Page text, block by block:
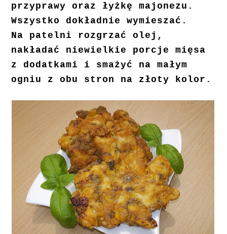
przyprawy oraz łyżkę majonezu.
Wszystko dokładnie wymieszać.
Na patelni rozgrzać olej,
nakładać niewielkie porcje mięsa
z dodatkami i smażyć na małym
ogniu z obu stron na złoty kolor.